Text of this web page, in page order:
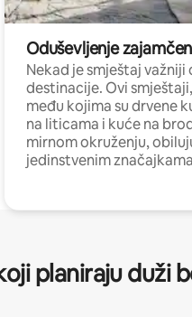
Oduševljenje
Nekad je smještaj važniji
destinacije. Ovi smještaji,
među kojima su drvene
na liticama i kuće na
mirnom okruženju,
jedinstvenim
planiraju duži